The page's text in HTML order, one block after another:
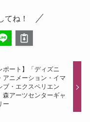
てね！
ポート】「ディズニ
アニメーション・イマ
ブ・エクスペリエン
森アーツセンターギャ
ー